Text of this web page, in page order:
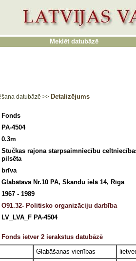
Meklēt datubāzē
datubāzē >> Detalizējums
Fonds
PA-4504
0.3m
Stučkas rajona starpsaimniecību
pilsēta
brīva
Glabātava Nr.10 PA, Skandu ielā 14, Rīga
1967 - 1989
O91.32- Politisko organizāciju darbība
LV_LVA_F PA-4504
Fonds ietver 2 ierakstus datubāzē
Glabāšanas vienības